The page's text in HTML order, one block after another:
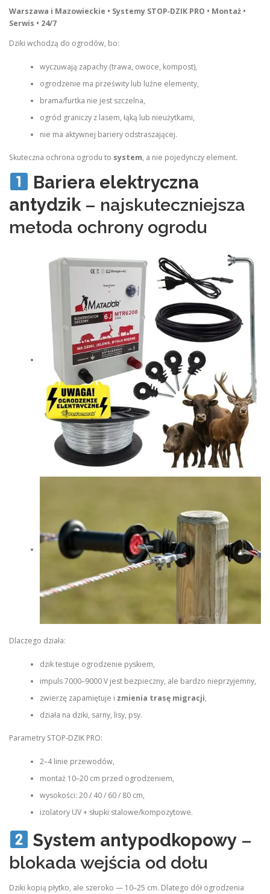
Warszawa i Mazowieckie • Systemy STOP‑DZIK PRO • Montaż •
Serwis • 24/7
Dziki wchodzą do ogrodów, bo:
wyczuwają zapachy (trawa, owoce, kompost),
ogrodzenie ma prześwity lub luźne elementy,
brama/furtka nie jest szczelna,
ogród graniczy z lasem, łąką lub nieużytkami,
nie ma aktywnej bariery odstraszającej.
Skuteczna ochrona ogrodu to system, a nie pojedynczy element.
Bariera elektryczna
antydzik– najskuteczniejsza
metoda ochrony ogrodu
Dlaczego działa:
dzik testuje ogrodzenie pyskiem,
impuls 7000–9000 V jest bezpieczny, ale bardzo nieprzyjemny,
zwierzę zapamiętuje i zmienia trasę migracji,
działa na dziki, sarny, lisy, psy.
Parametry STOP‑DZIK PRO:
2–4 linie przewodów,
montaż 10–20 cm przed ogrodzeniem,
wysokości: 20 / 40 / 60 / 80 cm,
izolatory UV + słupki stalowe/kompozytowe.
System antypodkopowy–
blokada wejścia od dołu
Dziki kopią płytko, ale szeroko — 10–25 cm. Dlatego dół ogrodzenia